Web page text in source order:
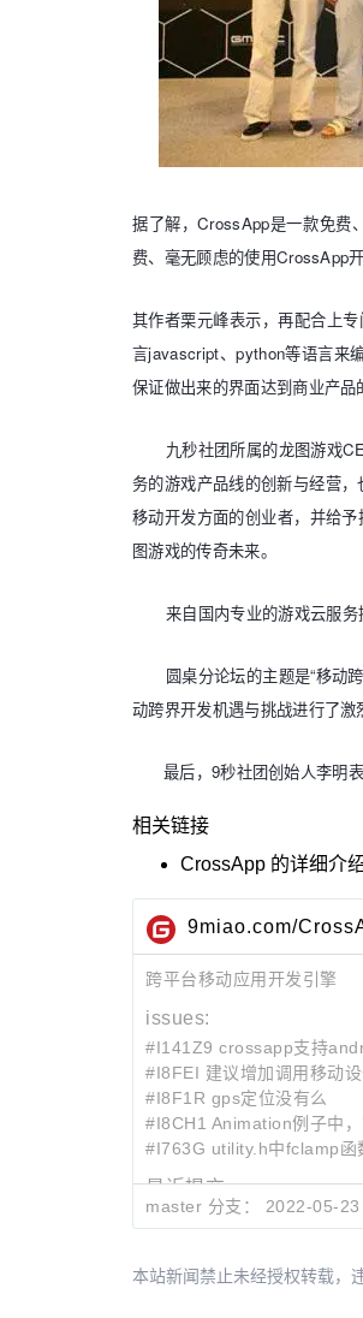
据了解，CrossApp是一款免费
费、毫无顾虑的使用CrossApp
其作者栗元峰表示，再配合上专
言javascript、python等语言来
保证做出来的界面达到商业产品
九秒社团所属的龙图游戏
务的游戏产品线的创新与经营
移动开发方面的创业者，并给
图游戏的传奇未来。
来自国内专业的游戏云服务
圆桌分论坛的主题是“移动
动跨界开发机遇与挑战进行了
最后， 9秒社团创始人李明表
相关链接
CrossApp 的详细介
9miao.com/
跨平台移动应用开发引擎
issues:
#I141Z9 crossapp支持
#I8FEI 建议增加调用移动
#I8F1R gps定位没有么
#I8CH1 Animation例子中
#I763G utility.h中fclamp函
最近提交:
344b2edc
a7a5786e
Merge
master 分支： 2022-05-23
本站新闻禁止未经授权转载，